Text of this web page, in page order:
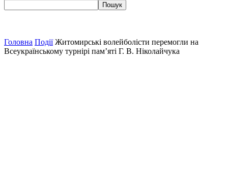
Головна Події Житомирські волейболісти перемогли на
Всеукраїнському турнірі пам’яті Г. В. Ніколайчука